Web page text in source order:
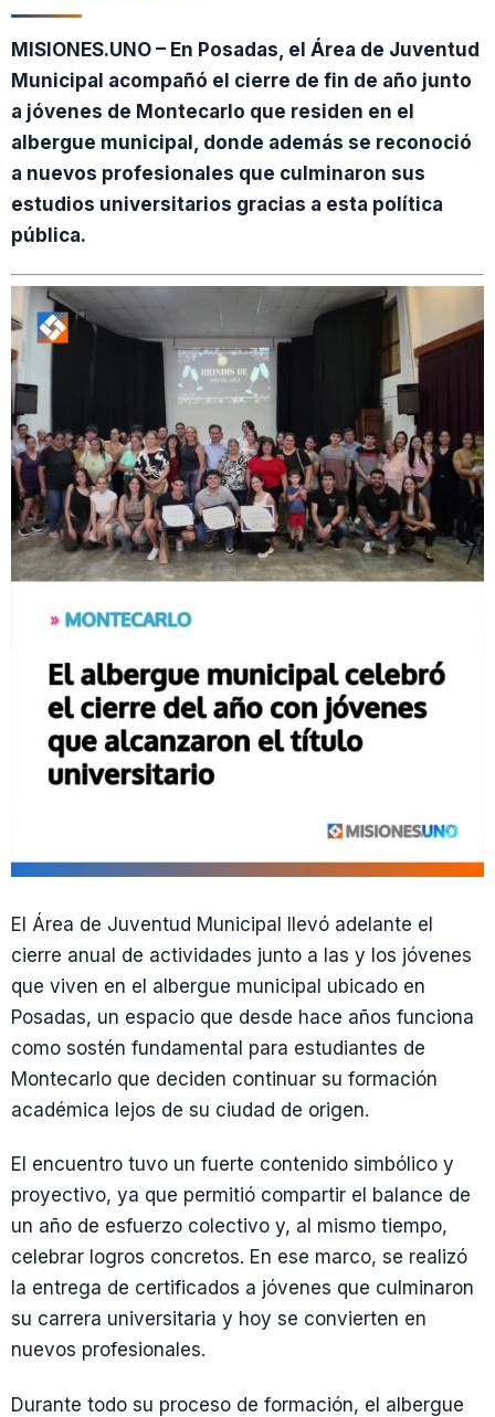
MISIONES.UNO – En Posadas, el Área de Juventud
Municipal acompañó el cierre de fin de año junto
a jóvenes de Montecarlo que residen en el
albergue municipal, donde además se reconoció
a nuevos profesionales que culminaron sus
estudios universitarios gracias a esta política
pública.
El Área de Juventud Municipal llevó adelante el
cierre anual de actividades junto a las y los jóvenes
que viven en el albergue municipal ubicado en
Posadas, un espacio que desde hace años funciona
como sostén fundamental para estudiantes de
Montecarlo que deciden continuar su formación
académica lejos de su ciudad de origen.
El encuentro tuvo un fuerte contenido simbólico y
proyectivo, ya que permitió compartir el balance de
un año de esfuerzo colectivo y, al mismo tiempo,
celebrar logros concretos. En ese marco, se realizó
la entrega de certificados a jóvenes que culminaron
su carrera universitaria y hoy se convierten en
nuevos profesionales.
Durante todo su proceso de formación, el albergue